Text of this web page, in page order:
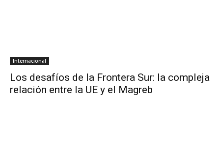
Internacional
Los desafíos de la Frontera Sur: la compleja
relación entre la UE y el Magreb